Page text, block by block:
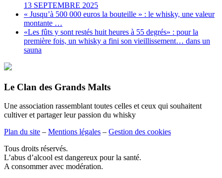
13 SEPTEMBRE 2025
« Jusqu’à 500 000 euros la bouteille » : le whisky, une valeur
montante …
«Les fûts y sont restés huit heures à 55 degrés» : pour la
première fois, un whisky a fini son vieillissement… dans un
sauna
Le Clan des Grands Malts
Une association rassemblant toutes celles et ceux qui souhaitent
cultiver et partager leur passion du whisky
Plan du site – Mentions légales – Gestion des cookies
Tous droits réservés.
L’abus d’alcool est dangereux pour la santé.
A consommer avec modération.